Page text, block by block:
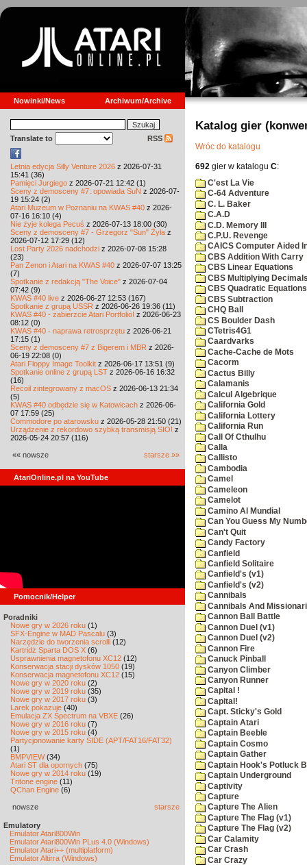
Nowinki/News Archiwum/Archive
Translate to RSS
Letnia edycja Silly Venture 2026 z 2026-07-31
15:41 (36)
Pamięci Jurgiego z 2026-07-21 12:42 (1)
Sceny z demosceny #7: opowiada SuN z 2026-07-
19 15:24 (2)
Atari Muzeum w Poznaniu na KWAS #40 z 2026-
07-16 16:10 (4)
Nie żyje kolega Pecuś z 2026-07-13 18:00 (30)
Sceny z demosceny #7 - Grzegorz "Sun" Żyła z
2026-07-12 17:29 (12)
Lost Party 2026 nadchodzi z 2026-07-08 15:28
(23)
Pan Zenon i Atari na KWAS #40 z 2026-07-07 13:25
(7)
Spotkanie z redakcją "The Voice" z 2026-07-04
07:42 (9)
KWAS #40 live z 2026-06-27 12:53 (167)
Spotkanie z grupą USSR z 2026-06-26 19:36 (11)
KWAS #40 - zabierzcie Atari Portfolio! z 2026-06-23
08:12 (0)
KWAS #40 - naprawa retrosprzętu z 2026-06-21
17:15 (1)
Sceny z demosceny #7 z Bigerem i MBR z 2026-
06-19 22:08 (0)
Atari Floppy Image Toolkit z 2026-06-17 13:51 (9)
Spotkanie online z grupą LST z 2026-06-16 16:32
(16)
Recoil zintegrowany z macOS z 2026-06-13 21:34
(5)
KWAS #40 odbędzie się w Katowicach z 2026-06-
07 17:59 (25)
Commodore po atarowsku z 2026-05-28 21:50 (21)
Urządzenie z rekordowo szybką transmisją SIO! z
2026-05-24 20:57 (116)
«« nowsze starsze »»
AtariOnline.pl na YouTube
Pomocnik/Helper
Poradniki
Nowe gry w 2026 roku (1)
SFX-Engine w MAD Pascalu (3)
Narzędzie do tworzenia scrolli (12)
Kartridż Sparta DOS X (6)
Usprawnienia magnetofonu XC12 (12)
Konserwacja stacji dysków 1050 (19)
Konserwacja magnetofonu XC12 (15)
Nowe gry w 2020 roku (2)
Nowe gry w 2019 roku (35)
Nowe gry w 2017 roku (3)
Larek pokazuje (40)
Emulacja ZX Spectrum na VBXE (26)
Nowe gry w 2016 roku (7)
Nowe gry w 2015 roku (4)
Partycjonowanie karty SIDE (APT/FAT16/FAT32)
(1)
BMPVIEW(34)
Atari ST dla opornych (75)
Nowe gry w 2014 roku (19)
Tritone engine (11)
QChan Engine (6)
nowsze starsze
Emulatory
Emulator Atari800Win
Emulator Atari800Win PLus 4.0 (Windows)
Emulator Atari++ (multiplatform)
Emulator Altirra (Windows)
Katalog gier
Wróc do katalogu
692 gier w katalogu C:
C'est La Vie
C-64 Adventure
C. L. Baker
C.A.D
C.D. Memory III
C.P.U. Revenge
CAICS Computer Aided
CBS Addition With Carry
CBS Linear Equations
CBS Multiplying
CBS Quadratic Equations
CBS Subtraction
CHQ Ball
CS Boulder Dash
CTetris4G1
Caardvarks
Cache-Cache de Mots
Cacorm
Cactus Billy
Calamanis
Calcul Algebrique
California Gold
California Lottery
California Run
Call Of Cthulhu
Calla
Callisto
Cambodia
Camel
Cameleon
Camelot
Camino Al Mundial
Can You Guess My
Can't Quit
Candy Factory
Canfield
Canfield Solitaire
Canfield's (v1)
Canfield's (v2)
Cannibals
Cannibals And
Cannon Ball Battle
Cannon Duel (v1)
Cannon Duel (v2)
Cannon Fire
Canuck Pinball
Canyon Climber
Canyon Runner
Capital !
Capital!
Capt. Sticky's Gold
Captain Atari
Captain Beeble
Captain Cosmo
Captain Gather
Captain Hook's Potluck
Captain Underground
Captivity
Capture
Capture The Alien
Capture The Flag (v1)
Capture The Flag (v2)
Car Calamity
Car Crash
Car Crazy